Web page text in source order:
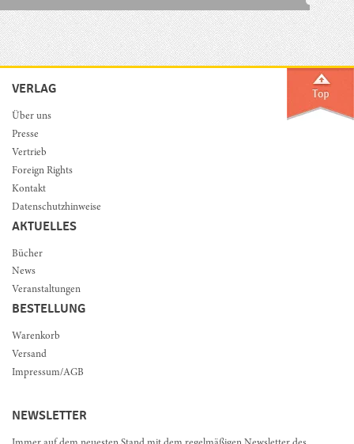
VERLAG
Über uns
Presse
Vertrieb
Foreign Rights
Kontakt
Datenschutzhinweise
AKTUELLES
Bücher
News
Veranstaltungen
BESTELLUNG
Warenkorb
Versand
Impressum/AGB
NEWSLETTER